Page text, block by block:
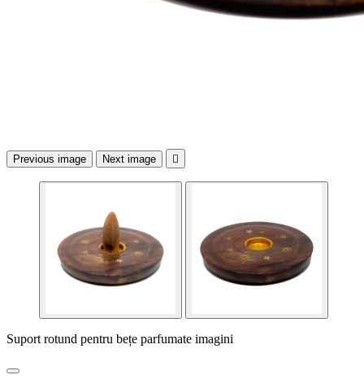
Previous image Next image 
Suport rotund pentru bețe parfumate imagini